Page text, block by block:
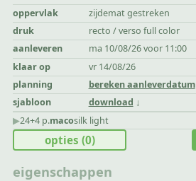
oppervlak
zijdemat gestreken
druk
recto / verso full color
aanleveren
ma 10/08/26 voor 11:00
klaar op
vr 14/08/26
planning
bereken aanleverdatum
sjabloon
download
▶︎24+4 p.macosilk light
eigenschappen
opties (0)